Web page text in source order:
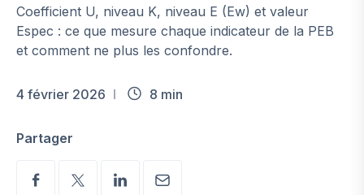
Coefficient U, niveau K, niveau E (Ew) et valeur
Espec : ce que mesure chaque indicateur de la PEB
et comment ne plus les confondre.
4 février 2026 8 min
Partager